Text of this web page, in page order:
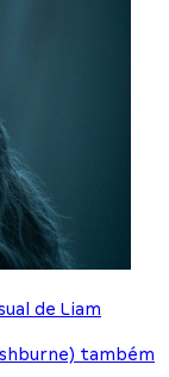
de Liam
também